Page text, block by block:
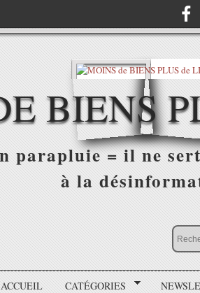
BIENS
parapluie = il ne
à la
ACCUEIL CATÉGORIES